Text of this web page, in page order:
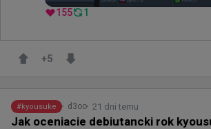
155 1
+5
#kyousuke d3oo 21 dni temu
Jak oceniacie debiutancki rok